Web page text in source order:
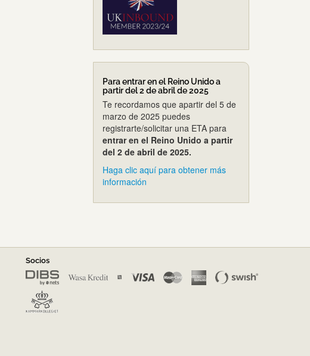
Para entrar en el Reino Unido a
partir del 2 de abril de 2025
Te recordamos que apartir del 5 de
marzo de 2025 puedes
registrarte/solicitar una ETA para
entrar en el Reino Unido a partir
del 2 de abril de 2025.
Haga clic aquí para obtener más
información
Socios